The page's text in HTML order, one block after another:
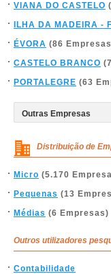
VIANA DO CASTELO
ILHA DA MADEIRA -
ÉVORA (86
CASTELO BRANCO
PORTALEGRE (63
Distribuição de
Micro (5.170
Pequenas (13
Médias (6 Empresas)
Outros utilizadores
Contabilidade